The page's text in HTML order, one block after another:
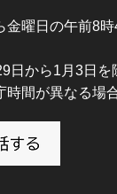
金曜日の午前8
日から1月3日を
間が異なる場